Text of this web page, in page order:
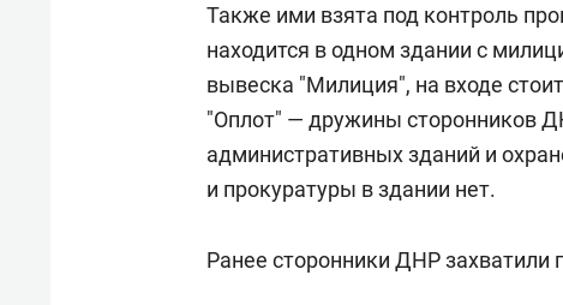
Также ими взята под контроль
находится в одном здании с
вывеска "Милиция", на входе
"Оплот" — дружины сторонников
административных зданий и
и прокуратуры в здании нет.
Ранее сторонники ДНР захватили
создают оазис жилого
комфорта под Казанью
150
ID